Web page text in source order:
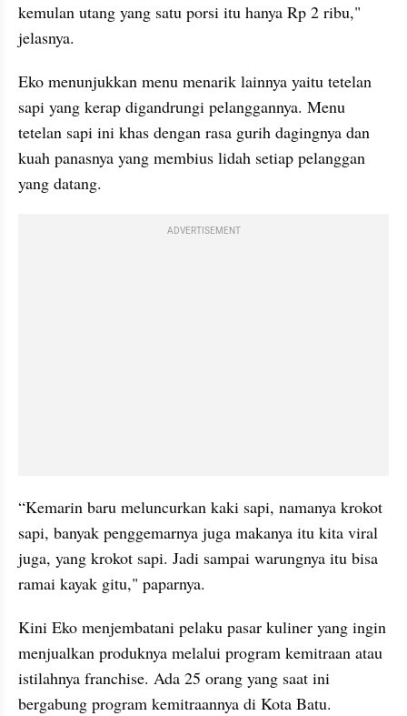
kemulan utang yang satu porsi itu hanya Rp 2 ribu,"
jelasnya.
Eko menunjukkan menu menarik lainnya yaitu tetelan
sapi yang kerap digandrungi pelanggannya. Menu
tetelan sapi ini khas dengan rasa gurih dagingnya dan
kuah panasnya yang membius lidah setiap pelanggan
yang datang.
ADVERTISEMENT
“Kemarin baru meluncurkan kaki sapi, namanya krokot
sapi, banyak penggemarnya juga makanya itu kita viral
juga, yang krokot sapi. Jadi sampai warungnya itu bisa
ramai kayak gitu," paparnya.
Kini Eko menjembatani pelaku pasar kuliner yang ingin
menjualkan produknya melalui program kemitraan atau
istilahnya franchise. Ada 25 orang yang saat ini
bergabung program kemitraannya di Kota Batu.